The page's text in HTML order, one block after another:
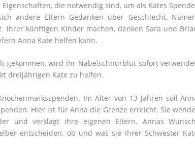
die notwendig sind, um als Kates
andere Eltern Gedanken über Geschlecht,
ihrer künftigen Kinder machen, denken Sara und
Anna Kate helfen kann.
gekommen, wird ihr Nabelschnurblut sofort
dreijährigen Kate zu helfen.
Im Alter von 13 Jahren soll
Hier ist für Anna die Grenze erreicht. Sie
und verklagt ihre eigenen Eltern. Annas
entscheiden, ob und was sie ihrer Schwester